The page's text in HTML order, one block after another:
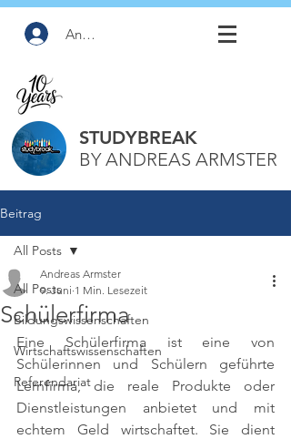
Anmelden
STUDYBREAK
BY ANDREAS ARMSTER
Beitrag
All Posts
Bildungswissenschaften
Wirtschaftswissenschaften
Referendariat
All Posts
Schülerfirma
Andreas Armster
9. Juni 1 Min. Lesezeit
Eine Schülerfirma ist eine von
Schülerinnen und Schülern geführte
Lernfirma, die reale Produkte oder
Dienstleistungen anbietet und mit
echtem Geld wirtschaftet. Sie dient